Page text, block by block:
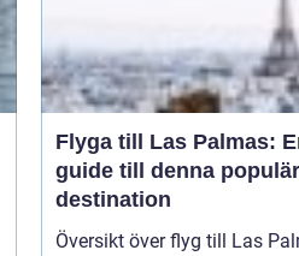
Flyga till Las Palmas:
guide till denna
destination
Översikt över flyg till Las